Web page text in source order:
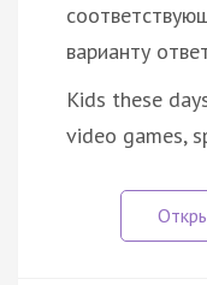
варианту
Kids these
video games,